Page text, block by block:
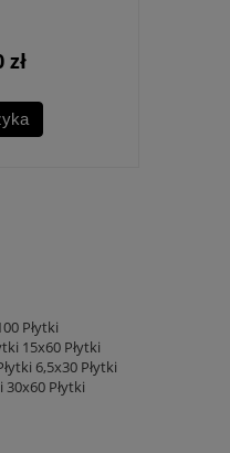
zł
Płytki
15x60 Płytki
6,5x30 Płytki
30x60 Płytki